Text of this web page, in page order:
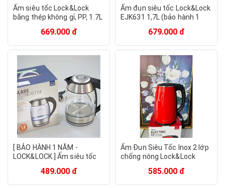
Ấm siêu tốc Lock&Lock
bằng thép không gỉ, PP, 1.7L
669.000 đ
Ấm đun siêu tốc Lock&Lock
EJK631 1,7L (bảo hành 1
679.000 đ
[ BẢO HÀNH 1 NĂM -
LOCK&LOCK ] Ấm siêu tốc
EJK418SLV 1.8L 1850W
(Màu bạc)
489.000 đ
Ấm Đun Siêu Tốc Inox 2 lớp
chống nóng Lock&Lock
585.000 đ